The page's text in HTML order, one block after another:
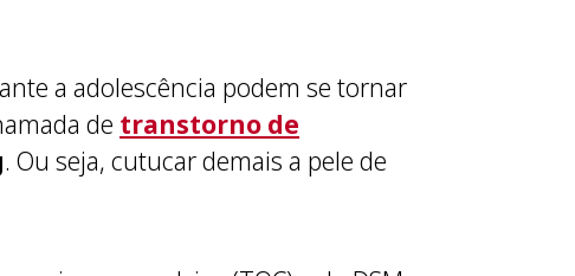
a adolescência podem se tornar
de transtorno de
. Ou seja, cutucar demais a pele de